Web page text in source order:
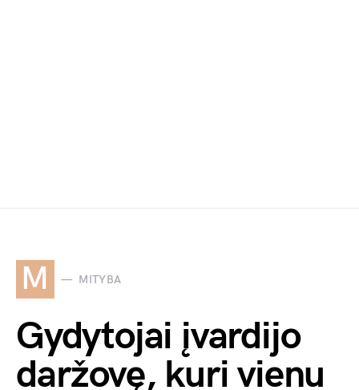
M MITYBA
Gydytojai įvardijo
daržovę, kuri vienu